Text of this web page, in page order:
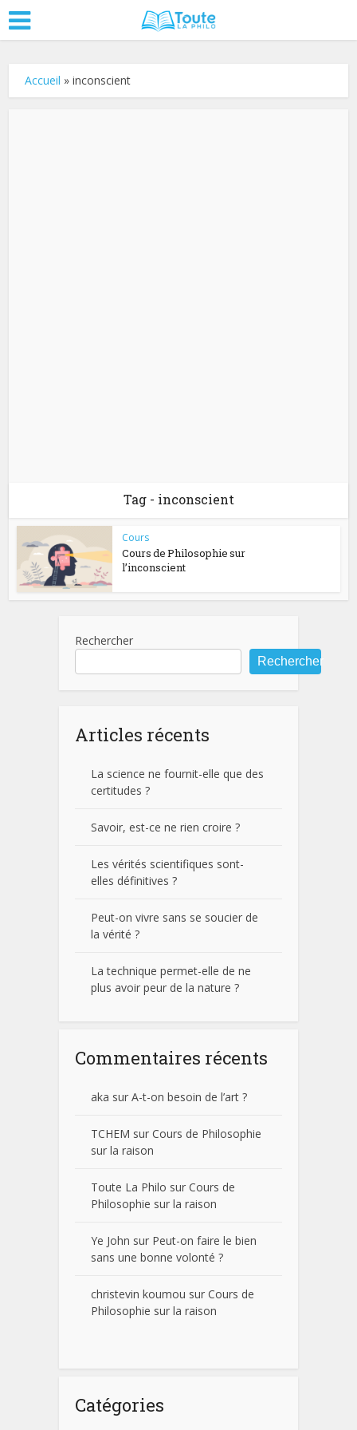
Accueil »inconscient
Tag - inconscient
Cours
Cours de Philosophie sur
l’inconscient
Rechercher
Rechercher
Articles récents
La science ne fournit-elle que des
certitudes ?
Savoir, est-ce ne rien croire ?
Les vérités scientifiques sont-
elles définitives ?
Peut-on vivre sans se soucier de
la vérité ?
La technique permet-elle de ne
plus avoir peur de la nature ?
Commentaires récents
aka sur A-t-on besoin de l’art ?
TCHEM sur Cours de Philosophie
sur la raison
Toute La Philo sur Cours de
Philosophie sur la raison
Ye John sur Peut-on faire le bien
sans une bonne volonté ?
christevin koumou sur Cours de
Philosophie sur la raison
Catégories